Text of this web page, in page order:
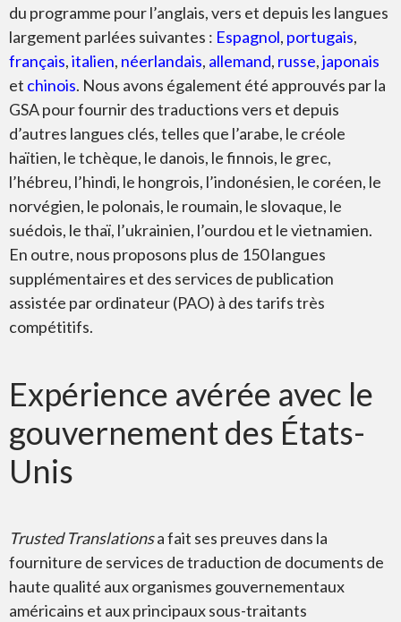
du programme pour l’anglais, vers et depuis les langues
largement parlées suivantes : Espagnol, portugais,
français,italien, néerlandais, allemand, russe,japonais
et chinois. Nous avons également été approuvés par la
GSA pour fournir des traductions vers et depuis
d’autres langues clés, telles que l’arabe, le créole
haïtien, le tchèque, le danois, le finnois, le grec,
l’hébreu, l’hindi, le hongrois, l’indonésien, le coréen, le
norvégien, le polonais, le roumain, le slovaque, le
suédois, le thaï, l’ukrainien, l’ourdou et le vietnamien.
En outre, nous proposons plus de 150 langues
supplémentaires et des services de publication
assistée par ordinateur (PAO) à des tarifs très
compétitifs.
Expérience avérée avec le
gouvernement des États-
Unis
Trusted Translationsa fait ses preuves dans la
fourniture de services de traduction de documents de
haute qualité aux organismes gouvernementaux
américains et aux principaux sous-traitants